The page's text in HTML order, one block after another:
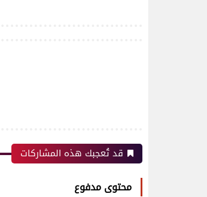
قد تُعجبك هذه المشاركات
محتوى مدفوع